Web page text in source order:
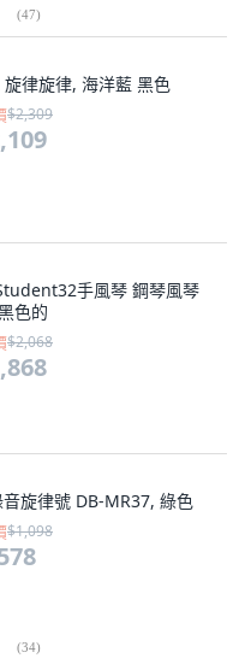
(47)
旋律旋律, 海洋藍 黑色
$2,309
手風琴 鋼琴風琴
色的
$2,068
旋律號 DB-MR37, 綠色
$1,098
(34)